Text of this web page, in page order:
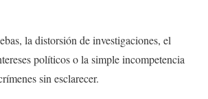
la distorsión de investigaciones, el
políticos o la simple incompetencia
sin esclarecer.